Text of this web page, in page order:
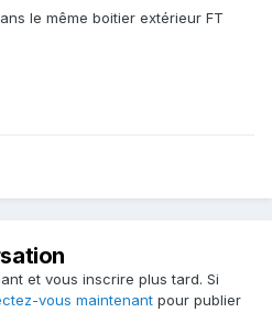
le même boitier extérieur FT
et vous inscrire plus tard. Si
vous maintenant pour publier